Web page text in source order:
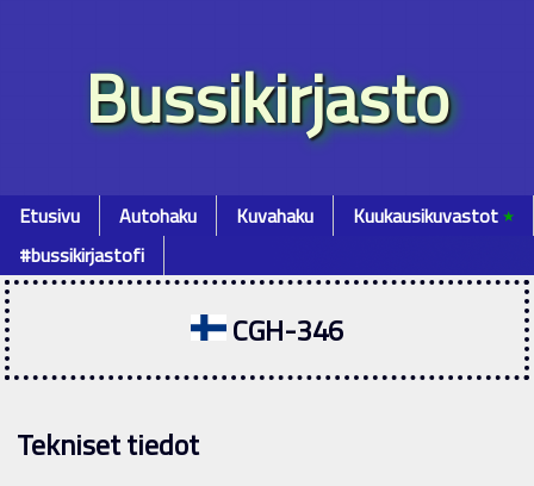
Bussikirjasto
Etusivu Autohaku Kuvahaku Kuukausikuvastot٭
#bussikirjastofi
CGH-346
Tekniset tiedot